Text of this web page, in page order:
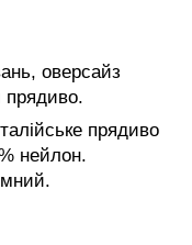
оверсайз
прядиво.
прядиво
нейлон.